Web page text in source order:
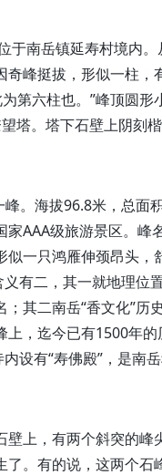
于南岳镇延寿村境内
峰挺拔，形似一柱，
第六柱也。”峰顶圆
。塔下石壁上阴刻楷
。海拔96.8米，总面
AAA级旅游景区。峰
一只鸿雁伸颈昂头，
有二，其一就地理位
其二南岳“香文化”历
，迄今已有1500年
设有“寿佛殿”，是南岳
上，有两个斜突的峰
。有的说，这两个石